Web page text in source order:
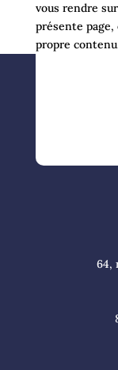
vous rendre
présente page,
propre
64,